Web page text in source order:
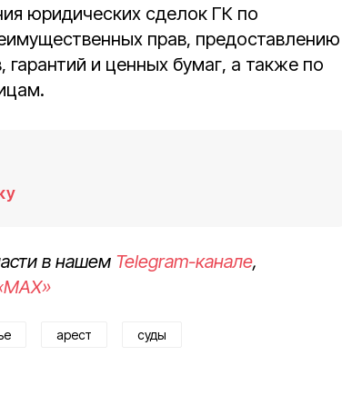
юридических сделок ГК по
прав, предоставлению
и ценных бумаг, а также по
в нашем Telegram-канале,
арест суды